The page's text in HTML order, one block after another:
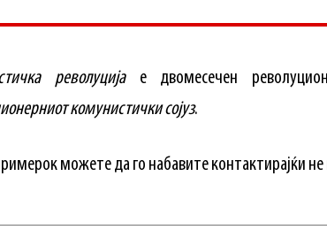
револуцијае двомесечен
комунистички сојуз.
можете да го набавите контактирајќи